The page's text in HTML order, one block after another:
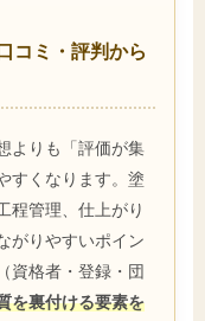
コミ・評判から
よりも「評価が集
すくなります。塗
程管理、仕上がり
がりやすいポイン
資格者・登録・団
を裏付ける要素を